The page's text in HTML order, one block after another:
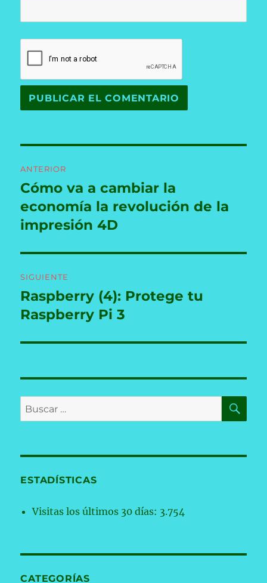
de
entradas
ANTERIOR
Entrada
anterior:
Cómo va a cambiar la
economía la revolución de la
impresión 4D
SIGUIENTE
Entrada
siguiente:
Raspberry (4): Protege tu
Raspberry Pi 3
Buscar
por:
ESTADÍSTICAS
Visitas los últimos 30 días: 3.754
CATEGORÍAS